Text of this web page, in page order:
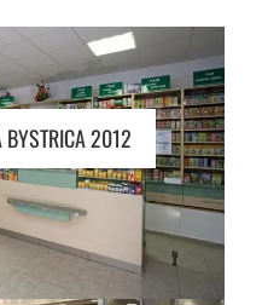
BYSTRICA 2012